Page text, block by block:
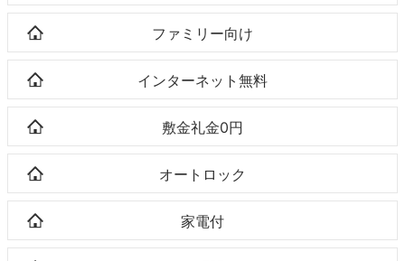
ファミリー向け
インターネット無料
敷金礼金0円
オートロック
家電付